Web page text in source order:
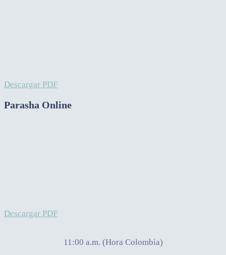
Descargar PDF
Parasha Online
Descargar PDF
11:00 a.m. (Hora Colombia)